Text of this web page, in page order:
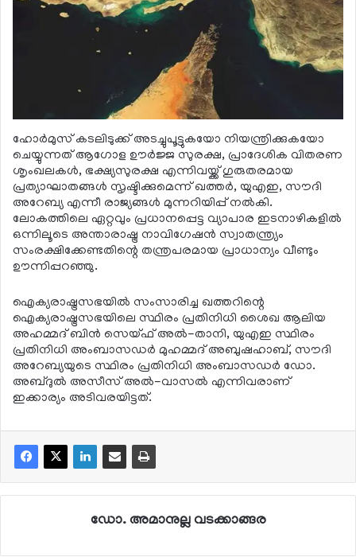
ഹോര്‍മുസ് കടലിടുക്ക് അടച്ചുപൂട്ടുകയോ നിയന്ത്രിക്കുകയോ
ചെയ്യുന്നത് ആഗോള ഊര്‍ജ്ജ സുരക്ഷ, പ്രാദേശിക വിതരണ
ശൃംഖലകള്‍, ഭക്ഷ്യസുരക്ഷ എന്നിവയ്ക്ക് ഗുരുതരമായ
പ്രത്യാഘാതങ്ങള്‍ സൃഷ്ടിക്കുമെന്ന് ഖത്തര്‍, യുഎഇ, സൗദി
അറേബ്യ എന്നീ രാജ്യങ്ങള്‍ മുന്നറിയിപ്പ് നല്‍കി.
ലോകത്തിലെ ഏറ്റവും പ്രധാനപ്പെട്ട വ്യാപാര ഇടനാഴികളില്‍
ഒന്നിലൂടെ അന്താരാഷ്ട്ര നാവിഗേഷന്‍ സ്വാതന്ത്ര്യം
സംരക്ഷിക്കേണ്ടതിന്റെ തന്ത്രപരമായ പ്രാധാന്യം വീണ്ടും
ഊന്നിപ്പറഞ്ഞു.
ഐക്യരാഷ്ട്രസഭയില്‍ സംസാരിച്ച ഖത്തറിന്റെ
ഐക്യരാഷ്ട്രസഭയിലെ സ്ഥിരം പ്രതിനിധി ശൈഖ ആലിയ
അഹമ്മദ് ബിന്‍ സെയ്ഫ് അല്‍-താനി, യുഎഇ സ്ഥിരം
പ്രതിനിധി അംബാസഡര്‍ മുഹമ്മദ് അബുഷഹാബ്, സൗദി
അറേബ്യയുടെ സ്ഥിരം പ്രതിനിധി അംബാസഡര്‍ ഡോ.
അബ്ദുല്‍ അസീസ് അല്‍-വാസല്‍ എന്നിവരാണ്
ഇക്കാര്യം അടിവരയിട്ടത്.
ഡോ. അമാനുല്ല വടക്കാങ്ങര